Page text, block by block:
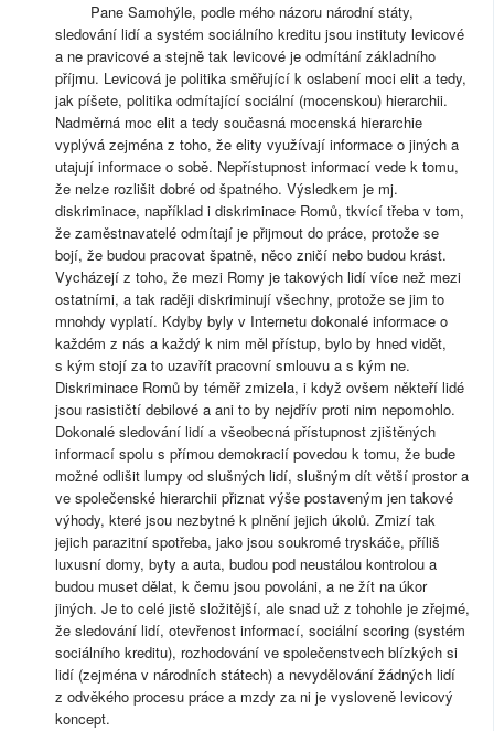
Pane Samohýle, podle mého názoru národní státy,
sledování lidí a systém sociálního kreditu jsou instituty levicové
a ne pravicové a stejně tak levicové je odmítání základního
příjmu. Levicová je politika směřující k oslabení moci elit a tedy,
jak píšete, politika odmítající sociální (mocenskou) hierarchii.
Nadměrná moc elit a tedy současná mocenská hierarchie
vyplývá zejména z toho, že elity využívají informace o jiných a
utajují informace o sobě. Nepřístupnost informací vede k tomu,
že nelze rozlišit dobré od špatného. Výsledkem je mj.
diskriminace, například i diskriminace Romů, tkvící třeba v tom,
že zaměstnavatelé odmítají je přijmout do práce, protože se
bojí, že budou pracovat špatně, něco zničí nebo budou krást.
Vycházejí z toho, že mezi Romy je takových lidí více než mezi
ostatními, a tak raději diskriminují všechny, protože se jim to
mnohdy vyplatí. Kdyby byly v Internetu dokonalé informace o
každém z nás a každý k nim měl přístup, bylo by hned vidět,
s kým stojí za to uzavřít pracovní smlouvu a s kým ne.
Diskriminace Romů by téměř zmizela, i když ovšem někteří lidé
jsou rasističtí debilové a ani to by nejdřív proti nim nepomohlo.
Dokonalé sledování lidí a všeobecná přístupnost zjištěných
informací spolu s přímou demokracií povedou k tomu, že bude
možné odlišit lumpy od slušných lidí, slušným dít větší prostor a
ve společenské hierarchii přiznat výše postaveným jen takové
výhody, které jsou nezbytné k plnění jejich úkolů. Zmizí tak
jejich parazitní spotřeba, jako jsou soukromé tryskáče, příliš
luxusní domy, byty a auta, budou pod neustálou kontrolou a
budou muset dělat, k čemu jsou povoláni, a ne žít na úkor
jiných. Je to celé jistě složitější, ale snad už z tohohle je zřejmé,
že sledování lidí, otevřenost informací, sociální scoring (systém
sociálního kreditu), rozhodování ve společenstvech blízkých si
lidí (zejména v národních státech) a nevydělování žádných lidí
z odvěkého procesu práce a mzdy za ni je vysloveně levicový
koncept.